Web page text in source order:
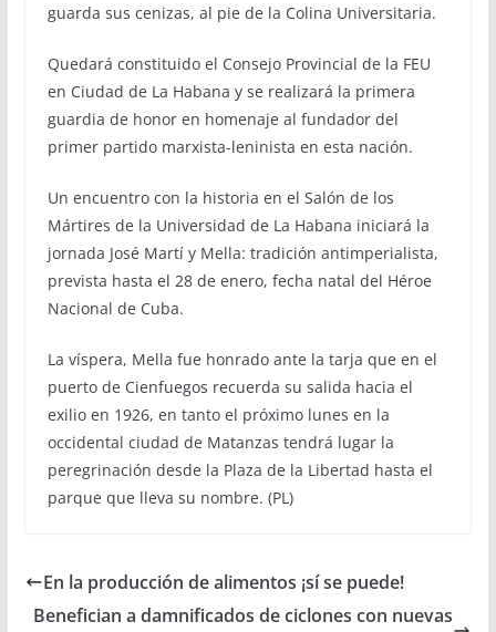
guarda sus cenizas, al pie de la Colina Universitaria.
Quedará constituido el Consejo Provincial de la FEU
en Ciudad de La Habana y se realizará la primera
guardia de honor en homenaje al fundador del
primer partido marxista-leninista en esta nación.
Un encuentro con la historia en el Salón de los
Mártires de la Universidad de La Habana iniciará la
jornada José Martí y Mella: tradición antimperialista,
prevista hasta el 28 de enero, fecha natal del Héroe
Nacional de Cuba.
La víspera, Mella fue honrado ante la tarja que en el
puerto de Cienfuegos recuerda su salida hacia el
exilio en 1926, en tanto el próximo lunes en la
occidental ciudad de Matanzas tendrá lugar la
peregrinación desde la Plaza de la Libertad hasta el
parque que lleva su nombre. (PL)
En la producción de alimentos ¡sí se puede!
Benefician a damnificados de ciclones con nuevas